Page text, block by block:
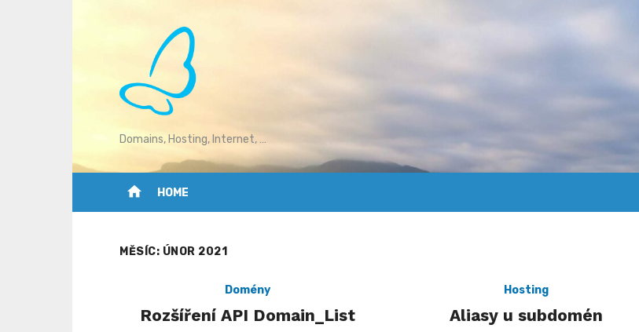
Domains, Hosting, Internet, …
home HOME
MĚSÍC: ÚNOR 2021
Domény
Rozšíření API Domain_List
Hosting
Aliasy u subdomén